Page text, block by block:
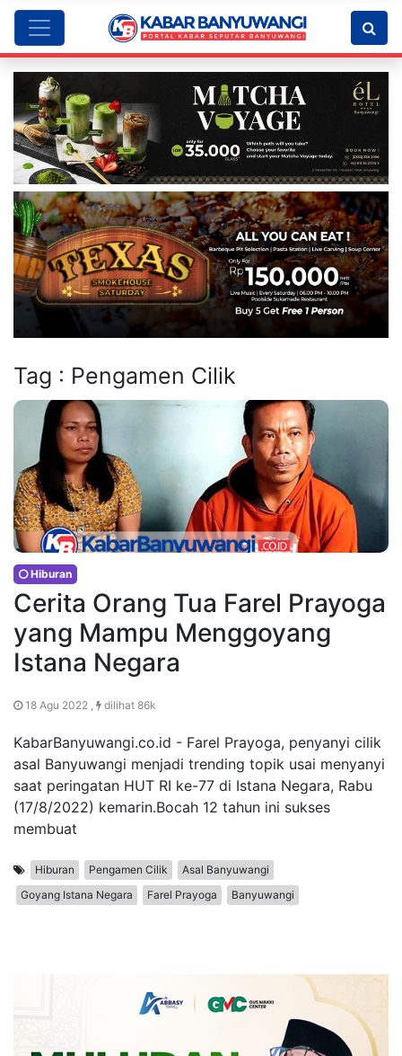
Tag : Pengamen Cilik
Hiburan
Cerita Orang Tua Farel Prayoga
yang Mampu Menggoyang
Istana Negara
18 Agu 2022 , dilihat 86k
KabarBanyuwangi.co.id - Farel Prayoga, penyanyi cilik
asal Banyuwangi menjadi trending topik usai menyanyi
saat peringatan HUT RI ke-77 di Istana Negara, Rabu
(17/8/2022) kemarin.Bocah 12 tahun ini sukses
membuat
Hiburan Pengamen Cilik
Asal Banyuwangi
Goyang Istana Negara
Farel Prayoga Banyuwangi